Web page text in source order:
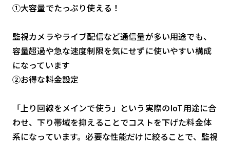
①大容量でたっぷり使える！
監視カメラやライブ配信など通信量が多い用途でも、
容量超過や急な速度制限を気にせずに使いやすい構成
になっています
②お得な料金設定
「上り回線をメインで使う」という実際のIoT用途に合
わせ、下り帯域を抑えることでコストを下げた料金体
系になっています。必要な性能だけに絞ることで、監視